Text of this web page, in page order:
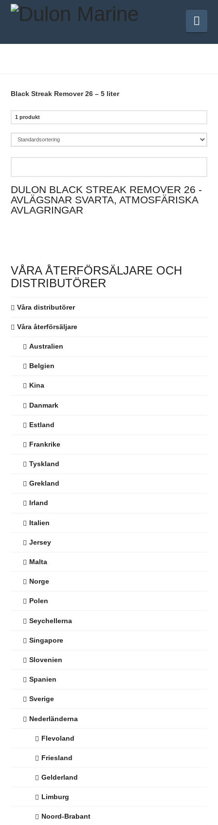
Black Streak Remover 26 – 5 liter
1 produkt
DULON BLACK STREAK REMOVER 26 -
AVLÄGSNAR SVARTA, ATMOSFÄRISKA
AVLAGRINGAR
flera
varianter.
olika
alternativen
väljas
produktsidan
VÅRA ÅTERFÖRSÄLJARE OCH
DISTRIBUTÖRER
Våra distributörer
Våra återförsäljare
Australien
Belgien
Kina
Danmark
Estland
Frankrike
Tyskland
Grekland
Irland
Italien
Jersey
Malta
Norge
Polen
Seychellerna
Singapore
Slovenien
Spanien
Sverige
Nederländerna
Flevoland
Friesland
Gelderland
Limburg
Noord-Brabant